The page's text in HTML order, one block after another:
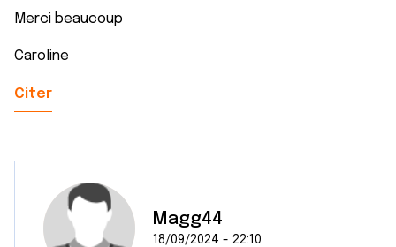
Merci beaucoup
Caroline
Citer
Magg44
18/09/2024 - 22:10